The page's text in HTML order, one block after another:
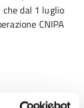
dal 1 luglio
CNIPA